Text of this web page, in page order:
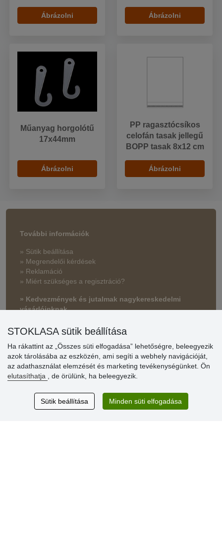
Ábrázolni Ábrázolni
Műanyag horgolótű
17x44mm
Ábrázolni
PP ragasztócsíkos
celofán tasak jellegű
BOPP tasak 8x12 cm
Ábrázolni
További információk
» Sütik beállítása
» Megrendelői kérdések
» Reklamáció
» Miért szükséges a regisztráció?
» Kedvezmények és jutalmak nagykereskedelmi
vásárlóinknak
» Súgó
Vásárlók
értékelése
Excellent service
Thank you.
STOKLASA sütik beállítása
Ha rákattint az „Összes süti elfogadása” lehetőségre, beleegyezik
azok tárolásába az eszközén, ami segíti a webhely navigációját,
az adathasználat elemzését és marketing tevékenységünket. Ön
elutasíthatja
, de örülünk, ha beleegyezik.
Sütik beállítása Minden süti elfogadása